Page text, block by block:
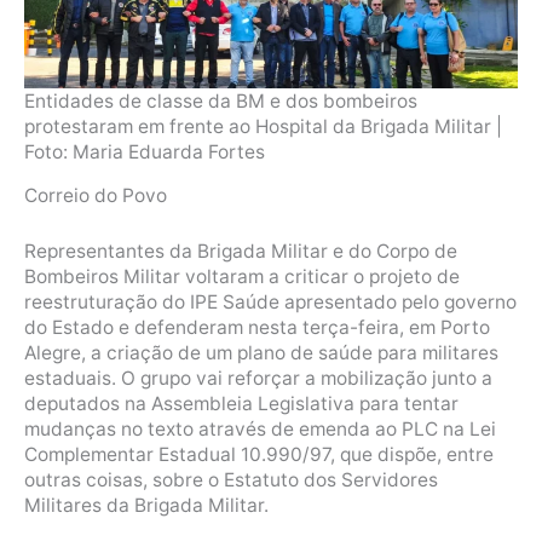
Entidades de classe da BM e dos bombeiros
protestaram em frente ao Hospital da Brigada Militar |
Foto: Maria Eduarda Fortes
Correio do Povo
Representantes da Brigada Militar e do Corpo de
Bombeiros Militar voltaram a criticar o projeto de
reestruturação do IPE Saúde apresentado pelo governo
do Estado e defenderam nesta terça-feira, em Porto
Alegre, a criação de um plano de saúde para militares
estaduais. O grupo vai reforçar a mobilização junto a
deputados na Assembleia Legislativa para tentar
mudanças no texto através de emenda ao PLC na Lei
Complementar Estadual 10.990/97, que dispõe, entre
outras coisas, sobre o Estatuto dos Servidores
Militares da Brigada Militar.